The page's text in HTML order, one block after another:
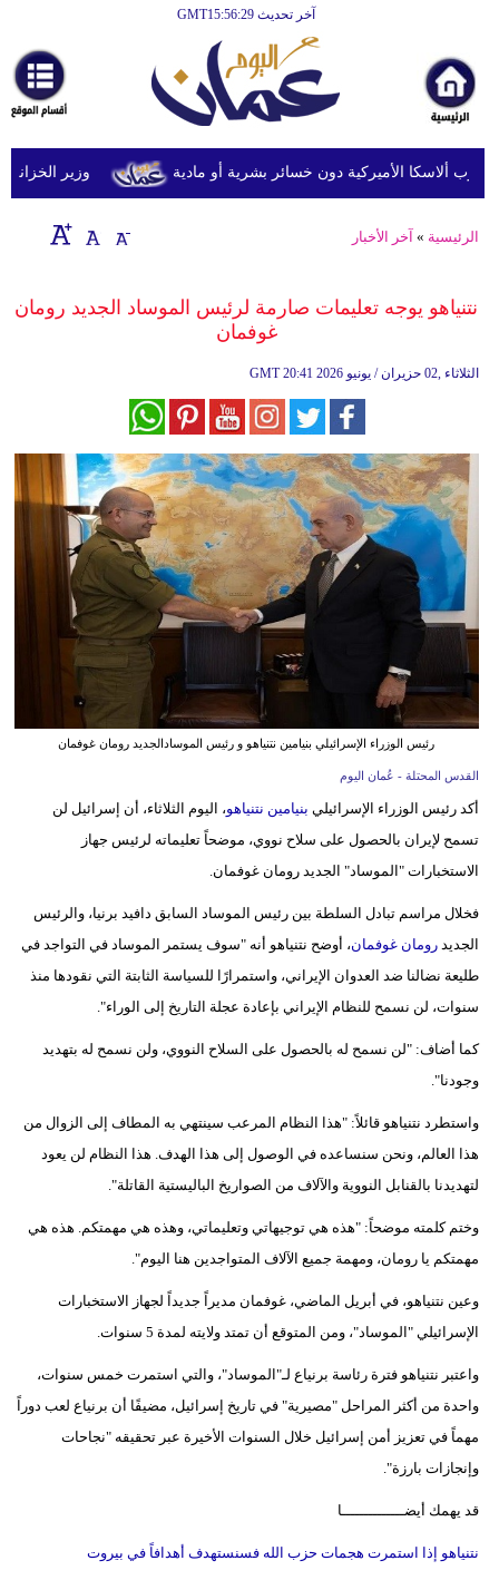
آخر تحديث GMT15:56:29
أخبارعاجلة
رياضة
ثقافة
إقتصاد
وموسيقى
سياحة
وسفر
ديكور
علوم
وتكنولوجيا
مدوَّنات
أبراج
وزير الخزانة
الرئيسية » آخر الأخبار
نتنياهو يوجه تعليمات صارمة لرئيس الموساد الجديد رومان
غوفمان
GMT 20:41 2026 الثلاثاء ,02 حزيران / يونيو
رئيس الوزراء الإسرائيلي بنيامين نتنياهو و رئيس الموسادالجديد رومان غوفمان
القدس المحتلة - عُمان اليوم
أكد رئيس الوزراء الإسرائيلي بنيامين نتنياهو، اليوم الثلاثاء، أن إسرائيل لن
تسمح لإيران بالحصول على سلاح نووي، موضحاً تعليماته لرئيس جهاز
الاستخبارات "الموساد" الجديد رومان غوفمان.
فخلال مراسم تبادل السلطة بين رئيس الموساد السابق دافيد برنيا، والرئيس
الجديدرومان غوفمان، أوضح نتنياهو أنه "سوف يستمر الموساد في التواجد في
طليعة نضالنا ضد العدوان الإيراني، واستمرارًا للسياسة الثابتة التي نقودها منذ
سنوات، لن نسمح للنظام الإيراني بإعادة عجلة التاريخ إلى الوراء".
كما أضاف: "لن نسمح له بالحصول على السلاح النووي، ولن نسمح له بتهديد
وجودنا".
واستطرد نتنياهو قائلاً: "هذا النظام المرعب سينتهي به المطاف إلى الزوال من
هذا العالم، ونحن سنساعده في الوصول إلى هذا الهدف. هذا النظام لن يعود
لتهديدنا بالقنابل النووية والآلاف من الصواريخ الباليستية القاتلة".
وختم كلمته موضحاً: "هذه هي توجيهاتي وتعليماتي، وهذه هي مهمتكم. هذه هي
مهمتكم يا رومان، ومهمة جميع الآلاف المتواجدين هنا اليوم".
وعين نتنياهو، في أبريل الماضي، غوفمان مديراً جديداً لجهاز الاستخبارات
الإسرائيلي "الموساد"، ومن المتوقع أن تمتد ولايته لمدة 5 سنوات.
واعتبر نتنياهو فترة رئاسة برنياع لـ"الموساد"، والتي استمرت خمس سنوات،
واحدة من أكثر المراحل "مصيرية" في تاريخ إسرائيل، مضيفًا أن برنياع لعب دوراً
مهماً في تعزيز أمن إسرائيل خلال السنوات الأخيرة عبر تحقيقه "نجاحات
وإنجازات بارزة".
قد يهمك أيضــــــــــــــا
نتنياهو إذا استمرت هجمات حزب الله فسنستهدف أهدافاً في بيروت